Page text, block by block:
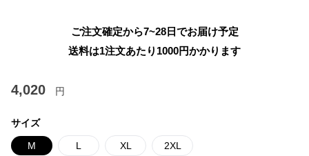
ご注文確定から7~28日でお届け予定
送料は1注文あたり 1000円かかります
4,020 円
サイズ
M L XL 2XL